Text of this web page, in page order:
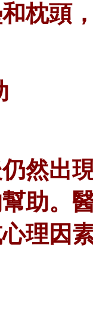
枕頭
然出
助。
理因